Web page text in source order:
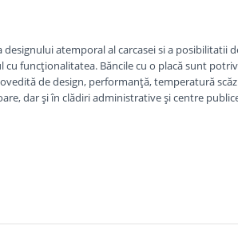
atemporal al carcasei si a posibilitatii
cu funcționalitatea. Băncile cu o placă sunt
de design, performanță, temperatură
dar și în clădiri administrative și centre